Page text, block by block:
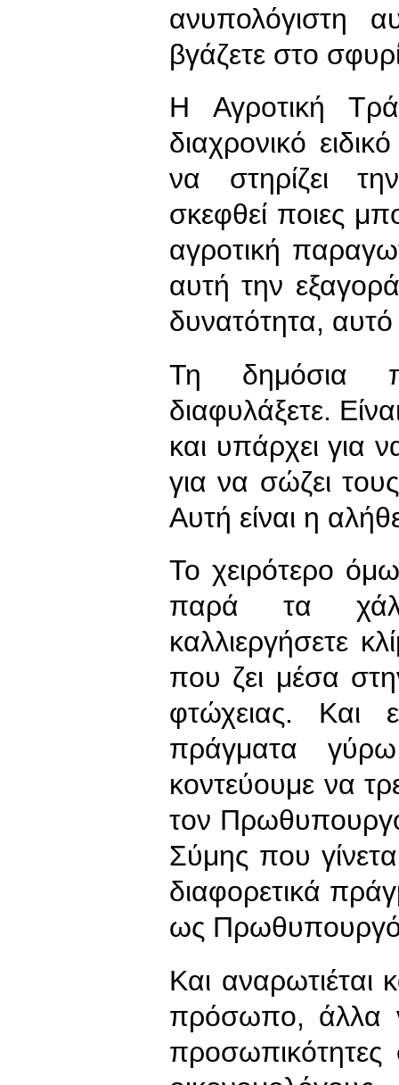
ανυπολόγιστη
βγάζετε στο
Η Αγροτική
διαχρονικό
να στηρίζει
σκεφθεί ποιες
αγροτική
αυτή την
δυνατότητα, αυτό
Τη δημόσια
διαφυλάξετε.
και υπάρχει για
για να σώζει
Αυτή είναι η
Το χειρότερο
παρά τα
καλλιεργήσετε
που ζει μέσα
φτώχειας. Και
πράγματα
κοντεύουμε να
τον
Σύμης που
διαφορετικά
ως
Και αναρωτιέται
πρόσωπο, άλλα